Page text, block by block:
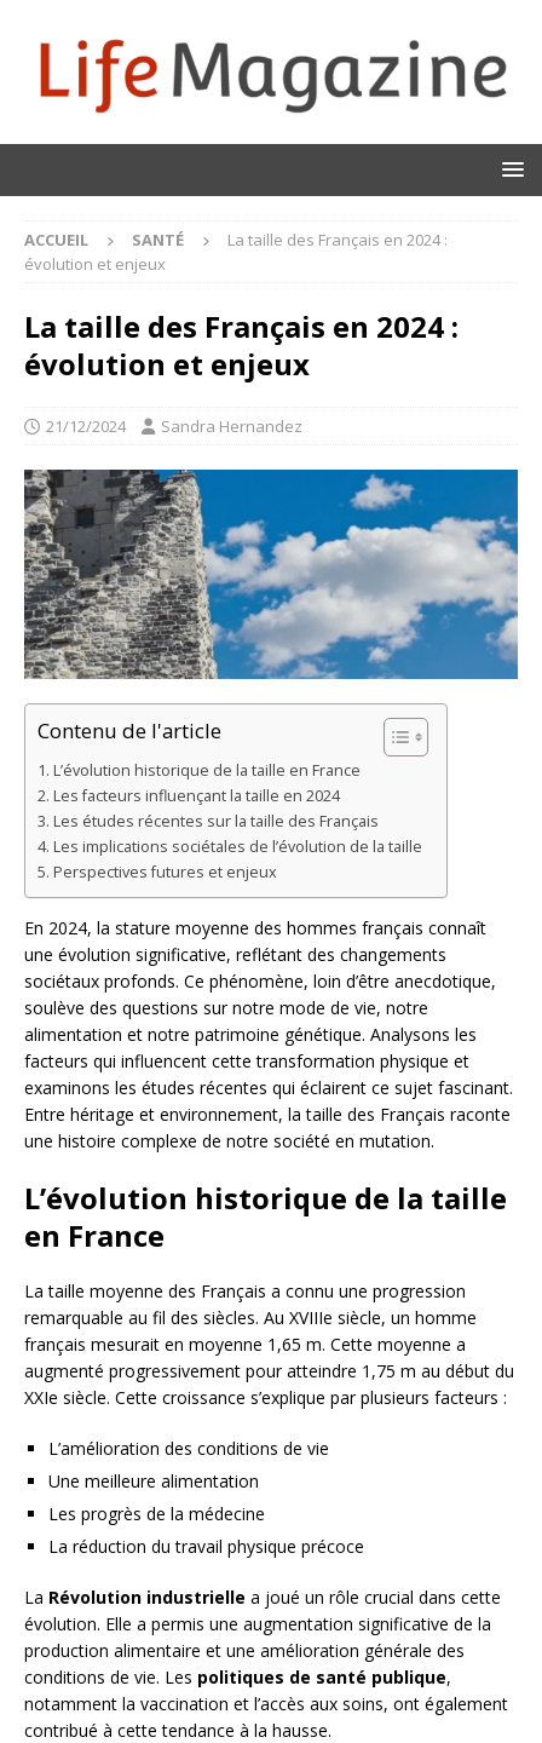
ACCUEIL SANTÉ
La taille des Français en 2024 :
évolution et enjeux
La taille des Français en 2024 :
évolution et enjeux
21/12/2024 Sandra Hernandez
Contenu de l'article
L’évolution historique de la taille en France
Les facteurs influençant la taille en 2024
Les études récentes sur la taille des Français
Les implications sociétales de l’évolution de la taille
Perspectives futures et enjeux
En 2024, la stature moyenne des hommes français connaît
une évolution significative, reflétant des changements
sociétaux profonds. Ce phénomène, loin d’être anecdotique,
soulève des questions sur notre mode de vie, notre
alimentation et notre patrimoine génétique. Analysons les
facteurs qui influencent cette transformation physique et
examinons les études récentes qui éclairent ce sujet fascinant.
Entre héritage et environnement, la taille des Français raconte
une histoire complexe de notre société en mutation.
L’évolution historique de la taille
en France
La taille moyenne des Français a connu une progression
remarquable au fil des siècles. Au XVIIIe siècle, un homme
français mesurait en moyenne 1,65 m. Cette moyenne a
augmenté progressivement pour atteindre 1,75 m au début du
XXIe siècle. Cette croissance s’explique par plusieurs facteurs :
L’amélioration des conditions de vie
Une meilleure alimentation
Les progrès de la médecine
La réduction du travail physique précoce
La Révolution industrielle a joué un rôle crucial dans cette
évolution. Elle a permis une augmentation significative de la
production alimentaire et une amélioration générale des
conditions de vie. Les politiques de santé publique,
notamment la vaccination et l’accès aux soins, ont également
contribué à cette tendance à la hausse.